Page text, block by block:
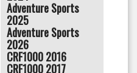
Adventure Sports
2025
Adventure Sports
2026
CRF1000 2016
CRF1000 2017